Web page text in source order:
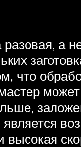
а
что